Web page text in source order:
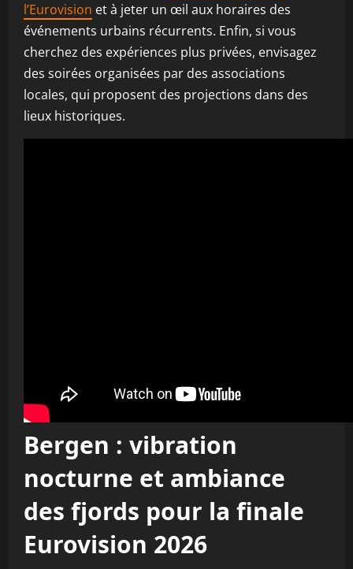
l’Eurovision et à jeter un œil aux horaires des
événements urbains récurrents. Enfin, si vous
cherchez des expériences plus privées, envisagez
des soirées organisées par des associations
locales, qui proposent des projections dans des
lieux historiques.
Bergen : vibration
nocturne et ambiance
des fjords pour la finale
Eurovision 2026